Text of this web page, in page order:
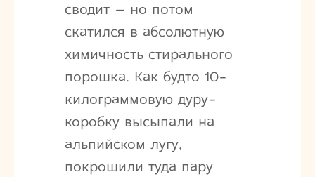
сводит – но потом
скатился в абсолютную
химичность стирального
порошка. Как будто 10-
килограммовую дуру-
коробку высыпали на
альпийском лугу,
покрошили туда пару